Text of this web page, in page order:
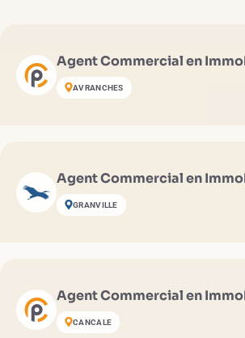
Agent Commercial en
AVRANCHES
Agent Commercial en
GRANVILLE
Agent Commercial en
CANCALE